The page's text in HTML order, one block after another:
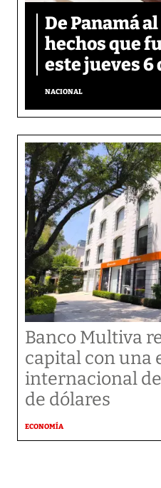
De Panamá
hechos que
este jueves 6
NACIONAL
Banco Multiva
capital con una
internacional
de dólares
ECONOMÍA